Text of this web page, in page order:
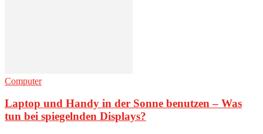
Computer
Laptop und Handy in der Sonne benutzen – Was
tun bei spiegelnden Displays?